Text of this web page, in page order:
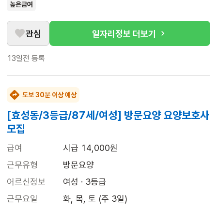
높은급여
관심 일자리정보 더보기
13일전 등록
도보 30분 이상 예상
[효성동/3등급/87세/여성] 방문요양 요양보호사
모집
급여
시급 14,000원
근무유형
방문요양
어르신정보
여성 · 3등급
근무요일
화, 목, 토 (주 3일)